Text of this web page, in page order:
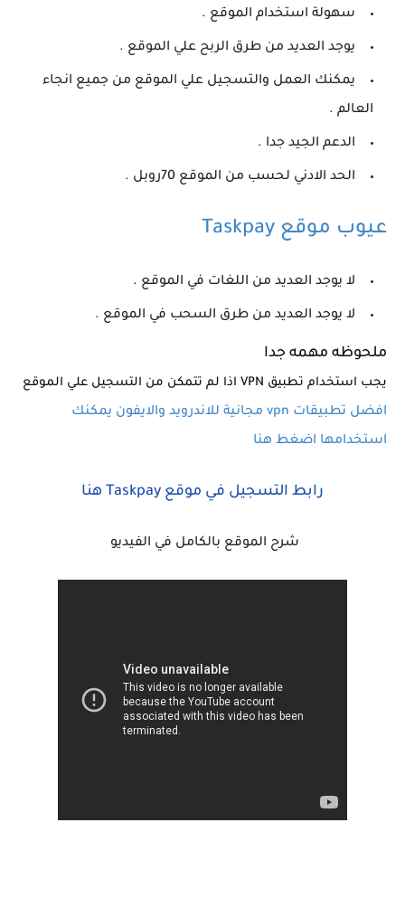
سهولة استخدام الموقع .
يوجد العديد من طرق الربح علي الموقع .
يمكنك العمل والتسجيل علي الموقع من جميع انجاء
العالم .
الدعم الجيد جدا .
الحد الادني لحسب من الموقع 70روبل .
عيوب موقع Taskpay
لا يوجد العديد من اللغات في الموقع .
لا يوجد العديد من طرق السحب في الموقع .
ملحوظه مهمه جدا
يجب استخدام تطبيق VPN اذا لم تتمكن من التسجيل علي الموقع
استخدامها اضغط هنا
رابط التسجيل في موقع Taskpay هنا
شرح الموقع بالكامل في الفيديو